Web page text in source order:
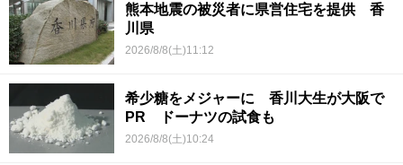
熊本地震の被災者に県営住宅を提供 香
川県
2026/8/8(土)11:12
希少糖をメジャーに 香川大生が大阪で
PR ドーナツの試食も
2026/8/8(土)10:24